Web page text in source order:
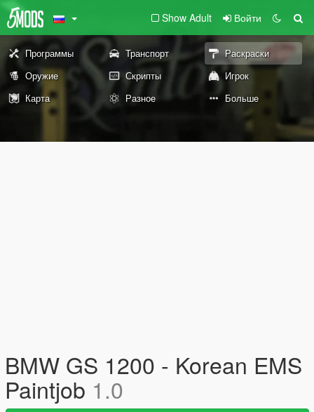
Show Adult Войти
Программы Транспорт
Раскраски
Оружие
Скрипты
Игрок
Карта
Разное Больше
BMW GS 1200 - Korean EMS
Paintjob 1.0